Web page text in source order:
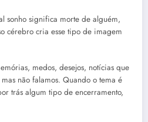
sonho significa morte de alguém,
cérebro cria esse tipo de imagem
medos, desejos, notícias que
não falamos. Quando o tema é
trás algum tipo de encerramento,